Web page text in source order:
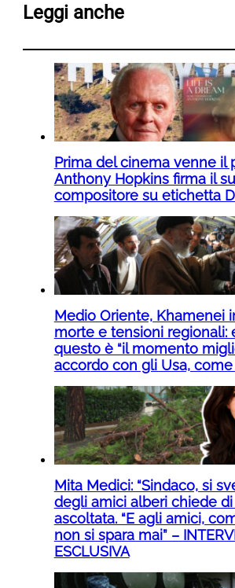
Leggi anche
Prima del cinema venne il
Anthony Hopkins firma il
compositore su etichetta
Medio Oriente, Khamenei
morte e tensioni regionali:
questo è “il momento
accordo con gli Usa, come
Mita Medici: “Sindaco, si
degli amici alberi chiede
ascoltata. “E agli amici,
non si spara mai” –
ESCLUSIVA